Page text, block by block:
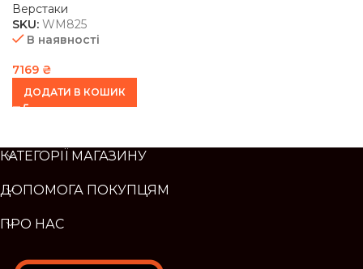
Верстаки
SKU: WM825
В наявності
7169 ₴
ДОДАТИ В КОШИК
КАТЕГОРІЇ МАГАЗИНУ
ДОПОМОГА ПОКУПЦЯМ
ПРО НАС